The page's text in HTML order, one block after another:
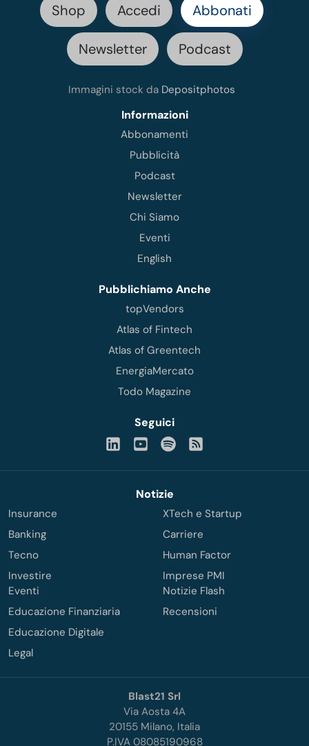
Shop Accedi Abbonati
Newsletter Podcast
Immagini stock da Depositphotos
Informazioni
Abbonamenti
Pubblicità
Podcast
Newsletter
Chi Siamo
Eventi
English
Pubblichiamo Anche
topVendors
Atlas of Fintech
Atlas of Greentech
EnergiaMercato
Todo Magazine
Seguici
Notizie
Insurance
Banking
Tecno
Investire
XTech e Startup
Carriere
Human Factor
Imprese PMI
Eventi
Educazione Finanziaria
Educazione Digitale
Legal
Notizie Flash
Recensioni
Blast21 Srl
Via Aosta 4A
20155 Milano, Italia
P.IVA 08085190968